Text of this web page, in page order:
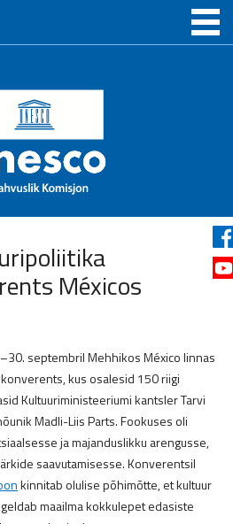
Méxicos
septembril Mehhikos México linnas
kus osalesid 150 riigi
Kultuuriministeeriumi kantsler Tarvi
Madli-Liis Parts. Fookuses oli
ja majanduslikku arengusse,
saavutamisesse. Konverentsil
kinnitab olulise põhimõtte, et kultuur
maailma kokkulepet edasiste